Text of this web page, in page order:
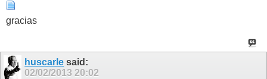
gracias
huscarle said:
02/02/201320:02